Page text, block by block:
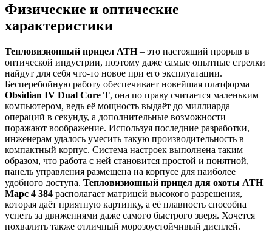
Физические и оптические
характеристики
Тепловизионный прицел АТН– это настоящий прорыв в
оптической индустрии, поэтому даже самые опытные стрелки
найдут для себя что-то новое при его эксплуатации.
Бесперебойную работу обеспечивает новейшая платформа
Obsidian IV Dual Core T, она по праву считается маленьким
компьютером, ведь её мощность выдаёт до миллиарда
операций в секунду, а дополнительные возможности
поражают воображение. Используя последние разработки,
инженерам удалось умесить такую производительность в
компактный корпус. Система настроек выполнена таким
образом, что работа с ней становится простой и понятной,
панель управления размещена на корпусе для наиболее
удобного доступа. Тепловизионный прицел для охоты АТН
Марс 4 384 располагает матрицей высокого разрешения,
которая даёт приятную картинку, а её плавность способна
успеть за движениями даже самого быстрого зверя. Хочется
похвалить также отличный морозоустойчивый дисплей.